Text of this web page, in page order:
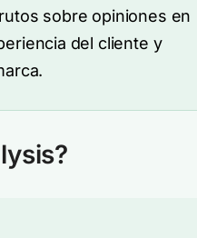
sobre opiniones en
del cliente y